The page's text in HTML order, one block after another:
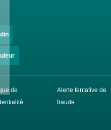
de
Alerte tentative de
fraude